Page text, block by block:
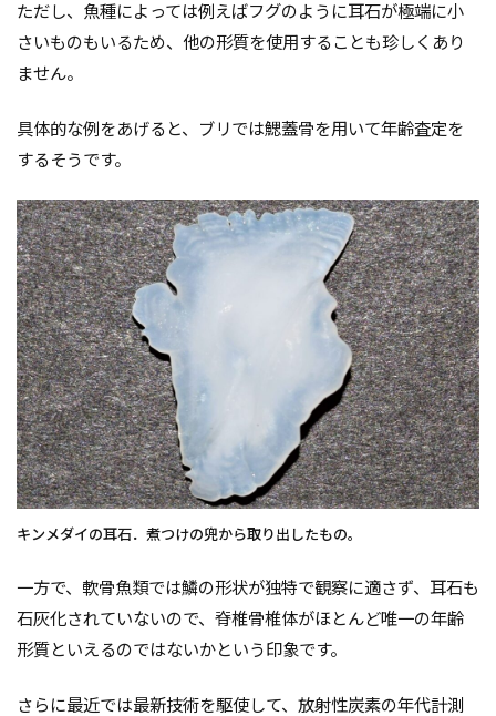
ただし、魚種によっては例えばフグのように耳石が極端に小
さいものもいるため、他の形質を使用することも珍しくあり
ません。
具体的な例をあげると、ブリでは鰓蓋骨を用いて年齢査定を
するそうです。
キンメダイの耳石．煮つけの兜から取り出したもの。
一方で、軟骨魚類では鱗の形状が独特で観察に適さず、耳石も
石灰化されていないので、脊椎骨椎体がほとんど唯一の年齢
形質といえるのではないかという印象です。
さらに最近では最新技術を駆使して、放射性炭素の年代計測